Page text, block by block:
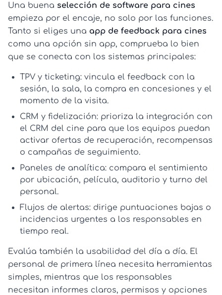
Una buena selección de software para cines
empieza por el encaje, no solo por las funciones.
Tanto si eliges una app de feedback para cines
como una opción sin app, comprueba lo bien
que se conecta con los sistemas principales:
TPV y ticketing: vincula el feedback con la
sesión, la sala, la compra en concesiones y el
momento de la visita.
CRM y fidelización: prioriza la integración con
el CRM del cine para que los equipos puedan
activar ofertas de recuperación, recompensas
o campañas de seguimiento.
Paneles de analítica: compara el sentimiento
por ubicación, película, auditorio y turno del
personal.
Flujos de alertas: dirige puntuaciones bajas o
incidencias urgentes a los responsables en
tiempo real.
Evalúa también la usabilidad del día a día. El
personal de primera línea necesita herramientas
simples, mientras que los responsables
necesitan informes claros, permisos y opciones